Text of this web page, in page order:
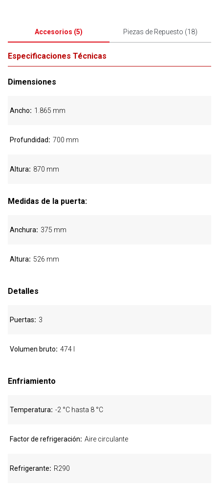
Accesorios (5) Piezas de Repuesto (18)
Especificaciones Técnicas
Dimensiones
Ancho 1.865 mm
Profundidad 700 mm
Altura 870 mm
Medidas de la puerta:
Anchura 375 mm
Altura 526 mm
Detalles
Puertas 3
Volumen bruto 474 l
Enfriamiento
Temperatura -2 °C hasta 8 °C
Factor de refrigeración Aire circulante
Refrigerante R290